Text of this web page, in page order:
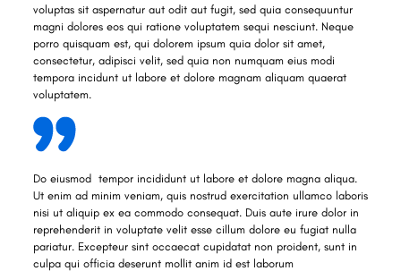
voluptas sit aspernatur aut odit aut fugit, sed quia consequuntur
magni dolores eos qui ratione voluptatem sequi nesciunt. Neque
porro quisquam est, qui dolorem ipsum quia dolor sit amet,
consectetur, adipisci velit, sed quia non numquam eius modi
tempora incidunt ut labore et dolore magnam aliquam quaerat
voluptatem.
Do eiusmod tempor incididunt ut labore et dolore magna aliqua.
Ut enim ad minim veniam, quis nostrud exercitation ullamco laboris
nisi ut aliquip ex ea commodo consequat. Duis aute irure dolor in
reprehenderit in voluptate velit esse cillum dolore eu fugiat nulla
pariatur. Excepteur sint occaecat cupidatat non proident, sunt in
culpa qui officia deserunt mollit anim id est laborum